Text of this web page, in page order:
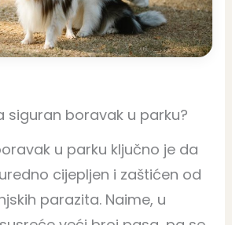
siguran boravak u parku?
u parku ključno je da
cijepljen i zaštićen od
parazita. Naime, u